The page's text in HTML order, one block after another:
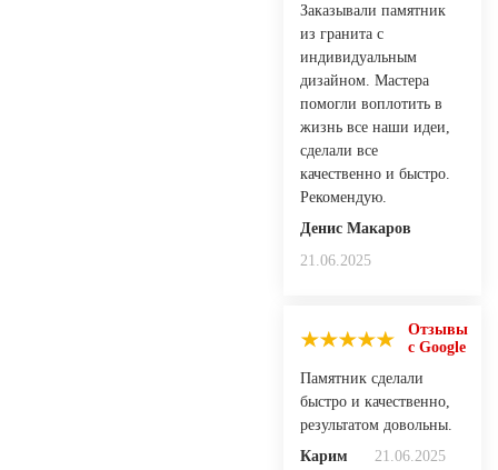
Заказывали памятник
из гранита с
индивидуальным
дизайном. Мастера
помогли воплотить в
жизнь все наши идеи,
сделали все
качественно и быстро.
Рекомендую.
Денис Макаров
21.06.2025
Отзывы
с Google
Памятник сделали
быстро и качественно,
результатом довольны.
Карим
21.06.2025